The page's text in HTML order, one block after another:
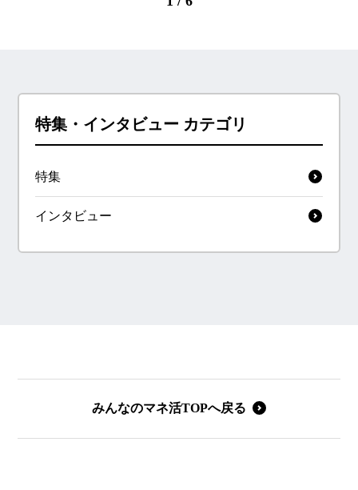
特集・インタビュー カテゴリ
特集
インタビュー
みんなのマネ活TOPへ戻る